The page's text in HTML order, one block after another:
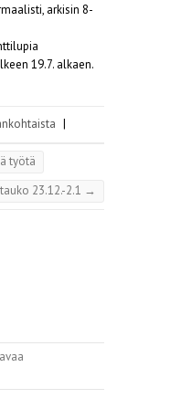
arkisin 8-
19.7. alkaen.
|
työtä
23.12.-2.1 →